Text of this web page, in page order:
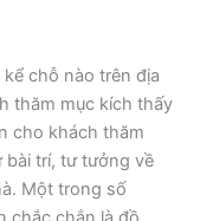
chỗ nào trên địa
thăm mục kích thấy
cho khách thăm
bài trí, tư tưởng về
Một trong số